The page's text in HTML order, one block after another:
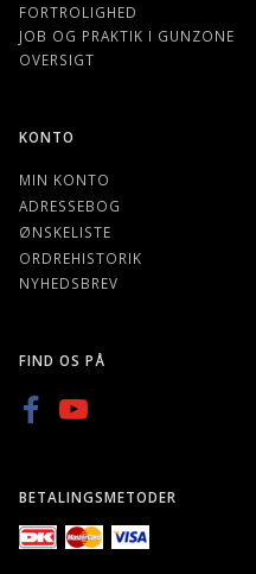
FORTROLIGHED
JOB OG PRAKTIK I GUNZONE
OVERSIGT
KONTO
MIN KONTO
ADRESSEBOG
ØNSKELISTE
ORDREHISTORIK
NYHEDSBREV
FIND OS PÅ
BETALINGSMETODER